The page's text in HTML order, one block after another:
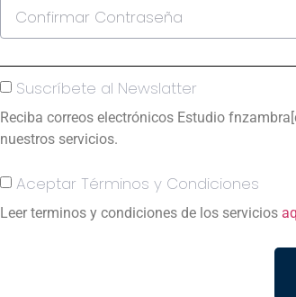
Suscríbete al Newslatter
Reciba correos electrónicos Estudio
nuestros servicios.
Aceptar Términos y Condiciones
Leer terminos y condiciones de los servicios